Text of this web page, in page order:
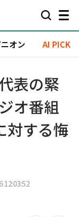
オン AI PICK
表の緊
オ番組
対する悔
12:03:52